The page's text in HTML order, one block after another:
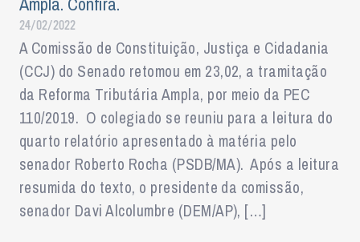
24/02/2022
A Comissão de Constituição, Justiça e Cidadania
(CCJ) do Senado retomou em 23,02, a tramitação
da Reforma Tributária Ampla, por meio da PEC
110/2019. O colegiado se reuniu para a leitura do
quarto relatório apresentado à matéria pelo
senador Roberto Rocha (PSDB/MA). Após a leitura
resumida do texto, o presidente da comissão,
senador Davi Alcolumbre (DEM/AP), […]